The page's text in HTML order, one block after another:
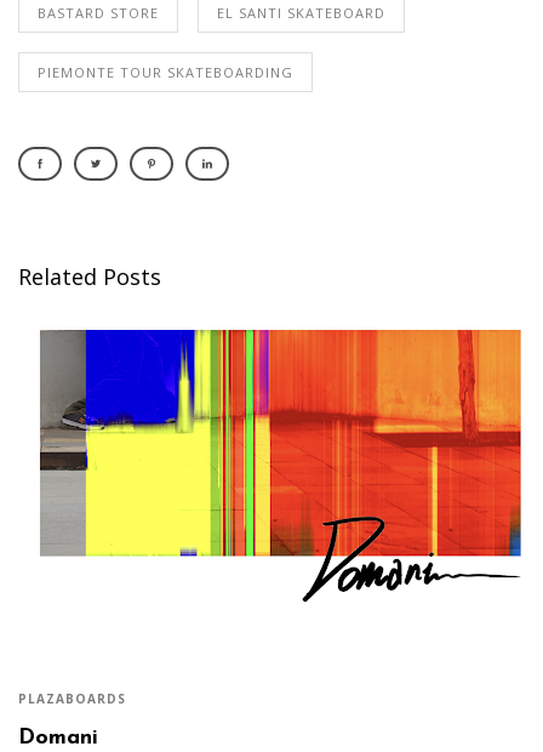
BASTARD STORE EL SANTI SKATEBOARD
PIEMONTE TOUR SKATEBOARDING
Related Posts
PLAZABOARDS
Domani